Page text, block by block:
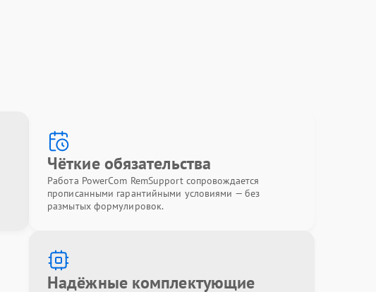
Чёткие обязательства
Работа PowerCom RemSupport сопровождается
прописанными гарантийными условиями — без
размытых формулировок.
Надёжные комплектующие